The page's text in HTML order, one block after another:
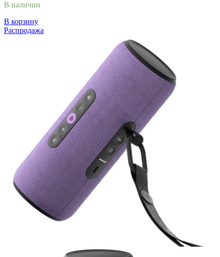
В наличии
В корзину
Распродажа